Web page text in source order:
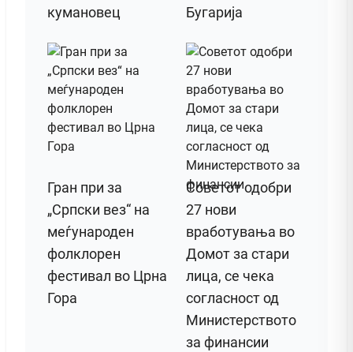
кумановец
Бугарија
Гран при за
„Српски вез“ на
меѓународен
фолклорен
фестивал во Црна
Гора
Советот одобри
27 нови
вработувања во
Домот за стари
лица, се чека
согласност од
Министерството
за финансии